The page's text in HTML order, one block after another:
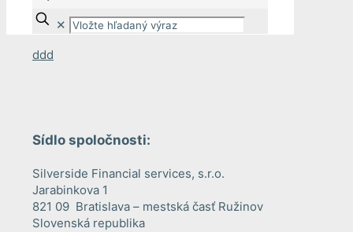
✕
ddd
Sídlo spoločnosti:
Silverside Financial services, s.r.o.
Jarabinkova 1
821 09 Bratislava – mestská časť Ružinov
Slovenská republika